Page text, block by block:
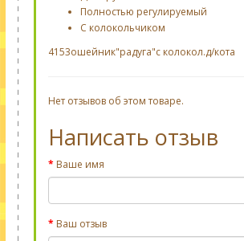
Полностью регулируемый
С колокольчиком
4153ошейник"радуга"с колокол.д/кота
Нет отзывов об этом товаре.
Написать отзыв
Ваше имя
Ваш отзыв